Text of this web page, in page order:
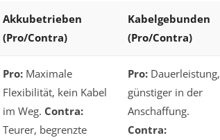
Akkubetrieben
(Pro/Contra)
Kabelgebunden
(Pro/Contra)
Pro: Maximale
Flexibilität, kein Kabel
im Weg. Contra:
Teurer, begrenzte
Pro: Dauerleistung,
günstiger in der
Anschaffung.
Contra: